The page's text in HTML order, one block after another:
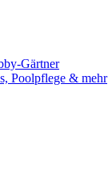
Gärtner
Poolpflege & mehr